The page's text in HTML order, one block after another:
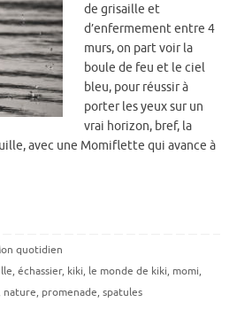
de grisaille et
d’enfermement entre 4
murs, on part voir la
boule de feu et le ciel
bleu, pour réussir à
porter les yeux sur un
vrai horizon, bref, la
avec une Momiflette qui avance à
quotidien
, échassier, kiki, le monde de kiki, momi,
nature, promenade, spatules